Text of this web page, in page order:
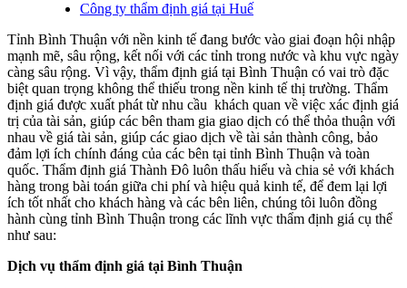
Công ty thẩm định giá tại Huế
Tỉnh Bình Thuận với nền kinh tế đang bước vào giai đoạn hội nhập
mạnh mẽ, sâu rộng, kết nối với các tỉnh trong nước và khu vực ngày
càng sâu rộng. Vì vậy, thẩm định giá tại Bình Thuận có vai trò đặc
biệt quan trọng không thể thiếu trong nền kinh tế thị trường. Thẩm
định giá được xuất phát từ nhu cầu khách quan về việc xác định giá
trị của tài sản, giúp các bên tham gia giao dịch có thể thỏa thuận với
nhau về giá tài sản, giúp các giao dịch về tài sản thành công, bảo
đảm lợi ích chính đáng của các bên tại tỉnh Bình Thuận và toàn
quốc. Thẩm định giá Thành Đô luôn thấu hiểu và chia sẻ với khách
hàng trong bài toán giữa chi phí và hiệu quả kinh tế, để đem lại lợi
ích tốt nhất cho khách hàng và các bên liên, chúng tôi luôn đồng
hành cùng tỉnh Bình Thuận trong các lĩnh vực thẩm định giá cụ thể
như sau:
Dịch vụ thẩm định giá tại Bình Thuận